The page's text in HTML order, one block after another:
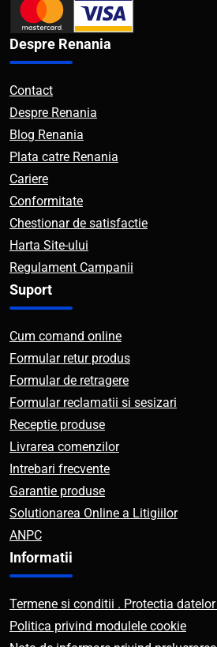
Despre Renania
Contact
Despre Renania
Blog Renania
Plata catre Renania
Cariere
Conformitate
Chestionar de satisfactie
Harta Site-ului
Regulament Campanii
Suport
Cum comand online
Formular retur produs
Formular de retragere
Formular reclamatii si sesizari
Receptie produse
Livrarea comenzilor
Intrebari frecvente
Garantie produse
Solutionarea Online a Litigiilor
ANPC
Informatii
Termene si conditii . Protectia
Politica privind modulele cookie